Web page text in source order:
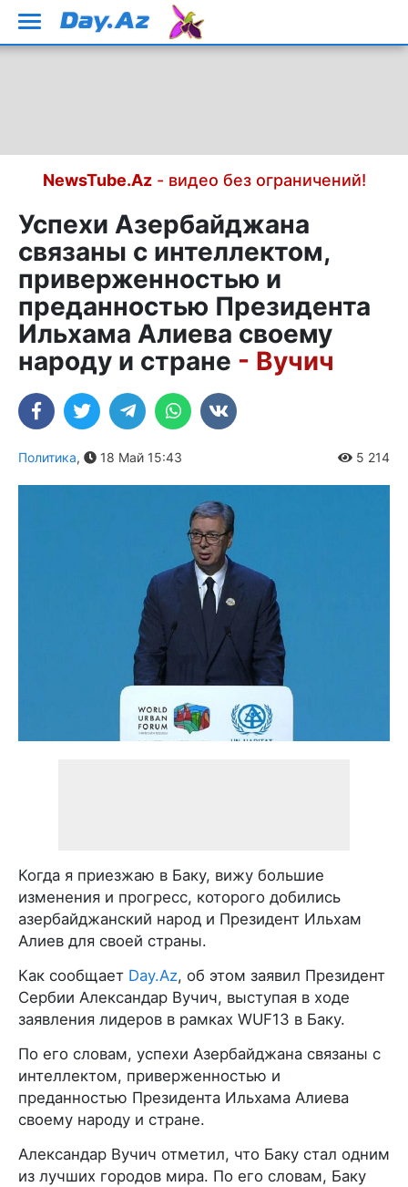
NewsTube.Az- видео без ограничений!
Успехи Азербайджана
связаны с интеллектом,
приверженностью и
преданностью Президента
Ильхама Алиева своему
народу и стране - Вучич
Политика, 18 Май 15:43 5 214
Когда я приезжаю в Баку, вижу большие
изменения и прогресс, которого добились
азербайджанский народ и Президент Ильхам
Алиев для своей страны.
Как сообщает Day.Az, об этом заявил Президент
Сербии Александар Вучич, выступая в ходе
заявления лидеров в рамках WUF13 в Баку.
По его словам, успехи Азербайджана связаны с
интеллектом, приверженностью и
преданностью Президента Ильхама Алиева
своему народу и стране.
Александар Вучич отметил, что Баку стал одним
из лучших городов мира. По его словам, Баку